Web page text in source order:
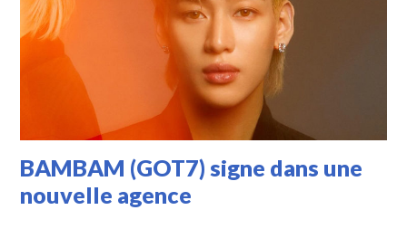
BAMBAM (GOT7) signe dans une
nouvelle agence